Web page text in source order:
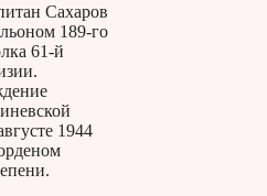
Сахаров
189-го
61-й
1944